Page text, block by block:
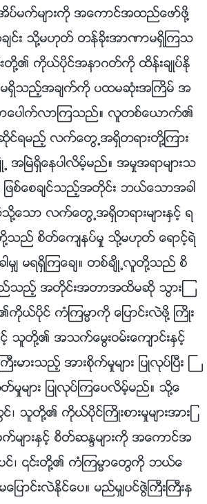
မက္မ်ားကို အေကာင္အထည္ေဖာ္ဖို႔
း သို႔မဟုတ္ တန္ခိုးအာဏာမရွိၾကသ
႔၏ ကိုယ္ပိုင္အနာဂတ္ကို ထိန္းခ်ဳပ္ႏို
မရွိသည့္အခ်က္ကို ပထမဆုံးအႀကိမ္ အ
ပါက္လာၾကသည္။ လူတစ္ေယာက္၏
ရမည့္ လက္ေတြ႕အရွိတရားတို႔ၾကား
အၿမဲရွိေနပါလိမ့္မည္။ အမႈအရာမ်ားသ
စ္ေစခ်င္သည့္အတိုင္း ဘယ္ေသာအခါ
႔ေသာ လက္ေတြ႕အရွိတရားမ်ားႏွင့္ ရ
ည္ စိတ္ေက်နပ္မႈ သို႔မဟုတ္ ေရာင့္ရဲ
မွ် မရရွိၾကေခ်။ တစ္ခ်ိဳ႕လူတို႔သည္ စိ
သည့္ အတိုင္းအတာအထိမဆို သြားၾ
ပိုင္ ကံၾကမၼာကို ေျပာင္းလဲဖို႔ ႀကိဳး
င့္ သူတို႔၏ အသက္ေမြးဝမ္းေက်ာင္းႏွင့္
ားသည့္ အားစိုက္မႈမ်ား ျပဳလုပ္ၿပီး ႀ
တ္မႈမ်ား ျပဳလုပ္ၾကေပလိမ့္မည္။ သို႔ေ
သူတို႔၏ ကိုယ္ပိုင္ႀကိဳးစားမႈမ်ားအားျ
မ်ားႏွင့္ စိတ္ဆႏၵမ်ားကို အေကာင္အ
၊ ၎တို႔၏ ကံၾကမၼာေတြကို ဘယ္ေ
ပာင္းလဲႏိုင္ေပ။ မည္မွ်ပင္ဇြဲႀကီးႀကီးႏွ